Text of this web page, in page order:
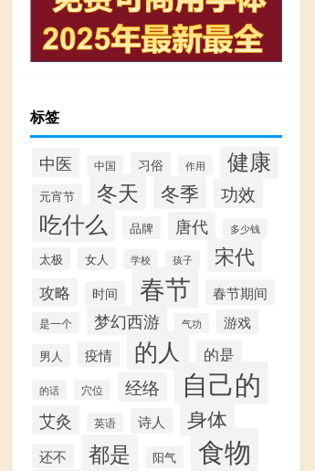
标签
中医 中国 习俗 作用 健康
元宵节 冬天 冬季 功效
吃什么 品牌 唐代 多少钱
太极 女人 学校 孩子 宋代
攻略 时间 春节 春节期间
是一个 梦幻西游 气功 游戏
男人 疫情 的人 的是
的话 穴位 经络 自己的
艾灸 英语 诗人 身体
还不 都是 阳气 食物